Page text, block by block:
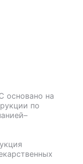
основано на
по